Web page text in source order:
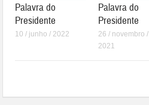
Palavra do
Presidente
10 / junho / 2022
Palavra do
Presidente
26 / novembro /
2021